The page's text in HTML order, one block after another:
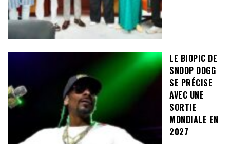
LE BIOPIC DE
SNOOP DOGG
SE PRÉCISE
AVEC UNE
SORTIE
MONDIALE EN
2027